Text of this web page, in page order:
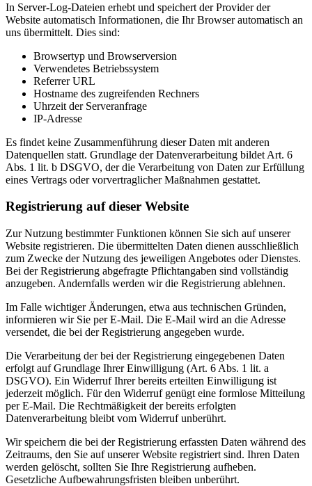
In Server-Log-Dateien erhebt und speichert der Provider der
Website automatisch Informationen, die Ihr Browser automatisch an
uns übermittelt. Dies sind:
Browsertyp und Browserversion
Verwendetes Betriebssystem
Referrer URL
Hostname des zugreifenden Rechners
Uhrzeit der Serveranfrage
IP-Adresse
Es findet keine Zusammenführung dieser Daten mit anderen
Datenquellen statt. Grundlage der Datenverarbeitung bildet Art. 6
Abs. 1 lit. b DSGVO, der die Verarbeitung von Daten zur Erfüllung
eines Vertrags oder vorvertraglicher Maßnahmen gestattet.
Registrierung auf dieser Website
Zur Nutzung bestimmter Funktionen können Sie sich auf unserer
Website registrieren. Die übermittelten Daten dienen ausschließlich
zum Zwecke der Nutzung des jeweiligen Angebotes oder Dienstes.
Bei der Registrierung abgefragte Pflichtangaben sind vollständig
anzugeben. Andernfalls werden wir die Registrierung ablehnen.
Im Falle wichtiger Änderungen, etwa aus technischen Gründen,
informieren wir Sie per E-Mail. Die E-Mail wird an die Adresse
versendet, die bei der Registrierung angegeben wurde.
Die Verarbeitung der bei der Registrierung eingegebenen Daten
erfolgt auf Grundlage Ihrer Einwilligung (Art. 6 Abs. 1 lit. a
DSGVO). Ein Widerruf Ihrer bereits erteilten Einwilligung ist
jederzeit möglich. Für den Widerruf genügt eine formlose Mitteilung
per E-Mail. Die Rechtmäßigkeit der bereits erfolgten
Datenverarbeitung bleibt vom Widerruf unberührt.
Wir speichern die bei der Registrierung erfassten Daten während des
Zeitraums, den Sie auf unserer Website registriert sind. Ihren Daten
werden gelöscht, sollten Sie Ihre Registrierung aufheben.
Gesetzliche Aufbewahrungsfristen bleiben unberührt.